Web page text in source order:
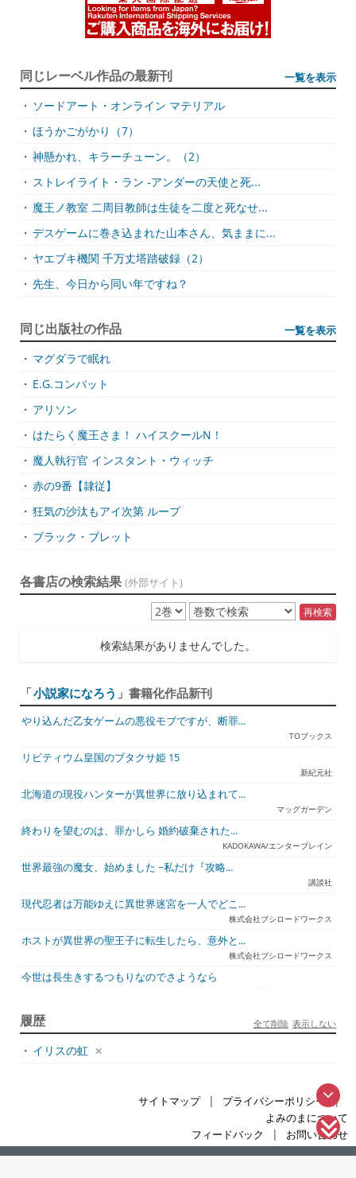
同じレーベル作品の最新刊 一覧を表示
・ ソードアート・オンライン マテリアル
・ ほうかごがかり（7）
・ 神懸かれ、キラーチューン。（2）
・ ストレイライト・ラン -アンダーの天使と死...
・ 魔王ノ教室 二周目教師は生徒を二度と死なせ...
・ デスゲームに巻き込まれた山本さん、気ままに...
・ ヤエブキ機関 千万丈塔踏破録（2）
・ 先生、今日から同い年ですね？
同じ出版社の作品 一覧を表示
・ マグダラで眠れ
・ E.G.コンバット
・ アリソン
・ はたらく魔王さま！ ハイスクールN！
・ 魔人執行官 インスタント・ウィッチ
・ 赤の9番【隷従】
・ 狂気の沙汰もアイ次第 ループ
・ ブラック・ブレット
各書店の検索結果 (外部サイト)
再検索
検索結果がありませんでした。
「小説家になろう 」書籍化作品新刊
やり込んだ乙女ゲームの悪役モブですが、断罪...
TOブックス
リビティウム皇国のブタクサ姫 15
新紀元社
北海道の現役ハンターが異世界に放り込まれて...
マッグガーデン
終わりを望むのは、罪かしら 婚約破棄された...
KADOKAWA/エンターブレイン
世界最強の魔女、始めました ~私だけ『攻略...
講談社
現代忍者は万能ゆえに異世界迷宮を一人でどこ...
株式会社ブシロードワークス
ホストが異世界の聖王子に転生したら、意外と...
株式会社ブシロードワークス
今世は長生きするつもりなのでさようなら
宇都宮ケーブルテレビ
ジュリとエレナの森の相談所 ~付与の力であ...
一二三書房
天才悪女は嘘を見破る2
ホビージャパン
TOブックス
悪役令嬢、ブラコンにジョブチェンジします9
履歴 表示しない
全て削除
・ イリスの虹
サイトマップ | プライバシーポリシー |
よみのまについて
フィードバック
|
お問い合わせ